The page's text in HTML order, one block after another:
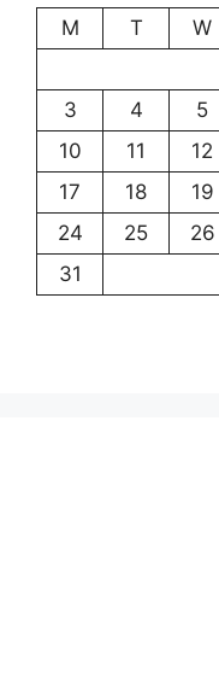
M
T W
3
4 5
10
11 12
17
18 19
24
25 26
31